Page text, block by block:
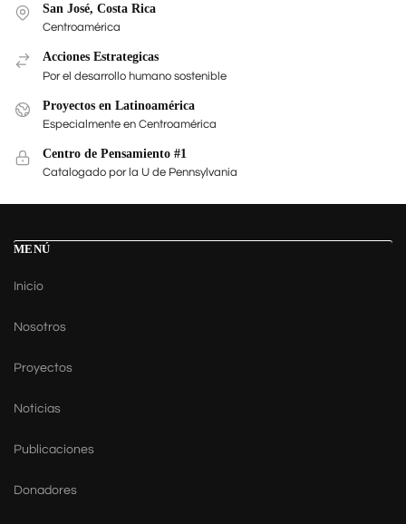
San José, Costa Rica
Centroamérica
Acciones Estrategicas
Por el desarrollo humano sostenible
Proyectos en Latinoamérica
Especialmente en Centroamérica
Centro de Pensamiento #1
Catalogado por la U de Pennsylvania
MENÚ
Inicio
Nosotros
Proyectos
Noticias
Publicaciones
Donadores